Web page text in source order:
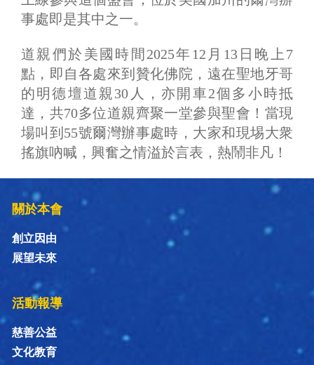
事處即是其中之一。
道親們於美國時間2025年12月13日晚上7
點，即自各處來到贊化佛院，遠在聖地牙哥
的明德壇道親30人，亦開車2個多小時抵
達，共70多位道親齊聚一堂參與聖會！當現
場叫到55號爾灣辦事處時，大家和現埸大衆
搖旗吶喊，興奮之情溢於言表，熱鬧非凡！
關於本會
創立因由
展望未來
活動報導
慈善公益
文化教育